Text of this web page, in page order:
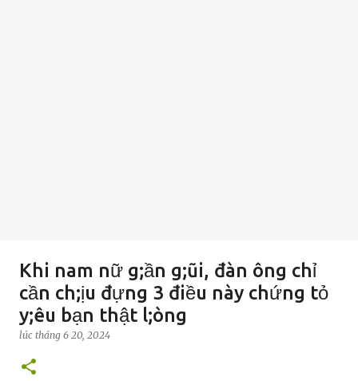
Khi nam nữ g;ần g;ũi, đàn ông chỉ
cần ch;ịu đựng 3 điều này chứng tỏ
y;êu bạn thật l;òng
lúc tháng 6 20, 2024